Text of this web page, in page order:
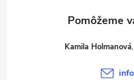
Kamila Holmanová
info